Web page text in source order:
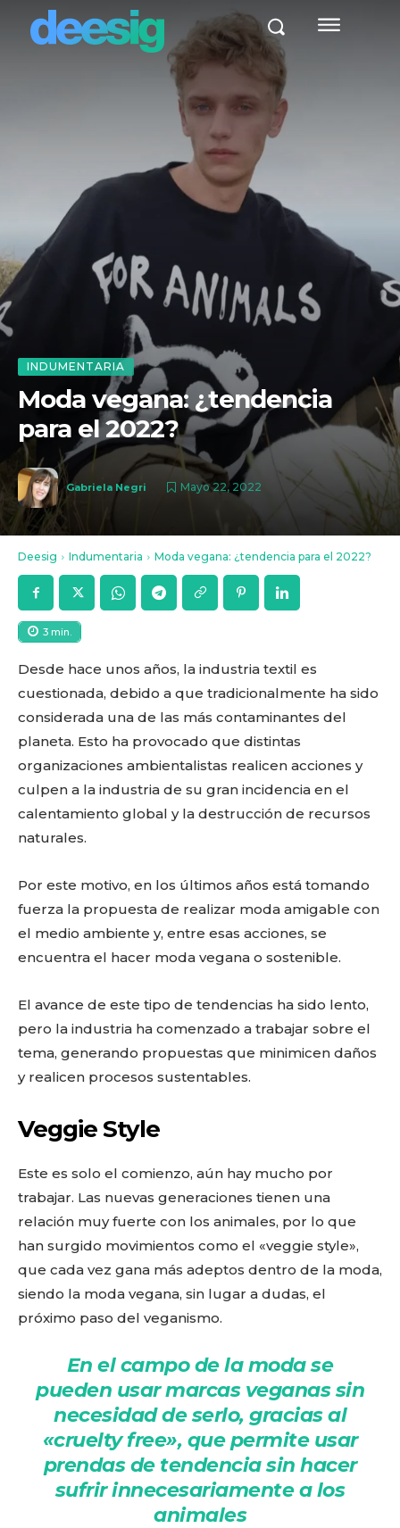
INDUMENTARIA
Moda vegana: ¿tendencia
para el 2022?
Gabriela Negri Mayo 22, 2022
Deesig Indumentaria Moda vegana: ¿tendencia para el 2022?
3 min.
Desde hace unos años, la industria textil es
cuestionada, debido a que tradicionalmente ha sido
considerada una de las más contaminantes del
planeta. Esto ha provocado que distintas
organizaciones ambientalistas realicen acciones y
culpen a la industria de su gran incidencia en el
calentamiento global y la destrucción de recursos
naturales.
Por este motivo, en los últimos años está tomando
fuerza la propuesta de realizar moda amigable con
el medio ambiente y, entre esas acciones, se
encuentra el hacer moda vegana o sostenible.
El avance de este tipo de tendencias ha sido lento,
pero la industria ha comenzado a trabajar sobre el
tema, generando propuestas que minimicen daños
y realicen procesos sustentables.
Veggie Style
Este es solo el comienzo, aún hay mucho por
trabajar. Las nuevas generaciones tienen una
relación muy fuerte con los animales, por lo que
han surgido movimientos como el «veggie style»,
que cada vez gana más adeptos dentro de la moda,
siendo la moda vegana, sin lugar a dudas, el
próximo paso del veganismo.
En el campo de la moda se
pueden usar marcas veganas sin
necesidad de serlo, gracias al
«cruelty free», que permite usar
prendas de tendencia sin hacer
sufrir innecesariamente a los
animales